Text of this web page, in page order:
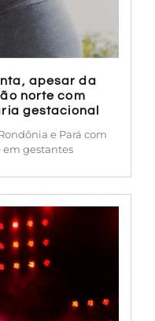
apesar da
norte com
gestacional
e Pará com
gestantes